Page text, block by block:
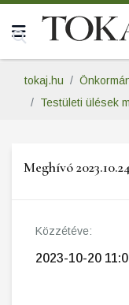
tokaj.hu
Testületi ülések
Meghívó
Közzétéve:
2023-10-20